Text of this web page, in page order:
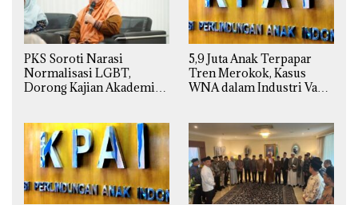
PKS Soroti Narasi
Normalisasi LGBT,
Dorong Kajian Akademik
Agama
5,9 Juta Anak Terpapar
Tren Merokok, Kasus
WNA dalam Industri Vape